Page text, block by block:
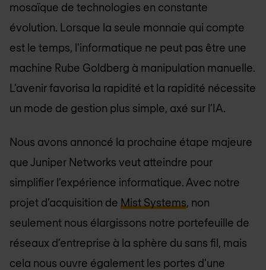
mosaïque de technologies en constante
évolution. Lorsque la seule monnaie qui compte
est le temps, l'informatique ne peut pas être une
machine Rube Goldberg à manipulation manuelle.
L’avenir favorisa la rapidité et la rapidité nécessite
un mode de gestion plus simple, axé sur l’IA.
Nous avons annoncé la prochaine étape majeure
que Juniper Networks veut atteindre pour
simplifier l’expérience informatique. Avec notre
projet d’acquisition de Mist Systems, non
seulement nous élargissons notre portefeuille de
réseaux d’entreprise à la sphère du sans fil, mais
cela nous ouvre également les portes d'une